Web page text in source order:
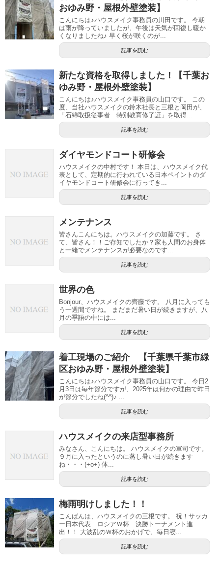
おゆみ野・屋根外壁塗装】
こんにちは♪ハウスメイク事務員の川田です。 今朝
は雨が降っていましたが、午後は天気が回復し暖か
くなりましたね♪ 早く桜が咲くのが...
記事を読む
新たな資格を取得しました！【千葉お
ゆみ野・屋根外壁塗装】
こんにちは♪ハウスメイク事務員の山口です。 この
度、当社ハウスメイクの鈴木社長と三根と岡田が、
「石綿取扱従事者 特別教育修了証」を取得...
記事を読む
ダイヤモンドコート研修会
ハウスメイクの中村です！ 本日は、ハウスメイク代
表として、定期的に行われている日本ペイントのダ
イヤモンドコート研修会に行ってき...
記事を読む
メンテナンス
皆さんこんにちは。ハウスメイクの加藤です。 さ
て、皆さん！！ご存知でしたか？家も人間のお身体
と一緒でメンテナンスが必要なのです...
記事を読む
世界の色
Bonjour、ハウスメイクの齊藤です。 八月に入っても
う一週間ですね。 まだまだ暑い日が続きますが、八
月の季語の中には...
記事を読む
着工現場のご紹介 【千葉県千葉市緑
区おゆみ野・屋根外壁塗装】
こんにちは♪ハウスメイク事務員の山口です。 今日2
月3日は毎年節分ですが、2025年は何かの理由で昨日
が節分でしたね(^^)♪ ...
記事を読む
ハウスメイクの来店型事務所
みなさん、こんにちは。 ハウスメイクの軍司です。
９月に入ったというのに蒸し暑い日が続きます
ね・・・(+o+) 体...
記事を読む
梅雨明けしました！！
こんばんは、ハウスメイクの三根です。 祝！サッカ
ー日本代表 ロシアＷ杯 決勝トーナメント進
出！！ 大波乱のＷ杯のおかげで、毎日寝...
記事を読む